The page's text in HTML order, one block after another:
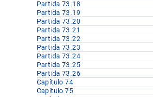
Partida 73.18
Partida 73.19
Partida 73.20
Partida 73.21
Partida 73.22
Partida 73.23
Partida 73.24
Partida 73.25
Partida 73.26
Capítulo 74
Capítulo 75